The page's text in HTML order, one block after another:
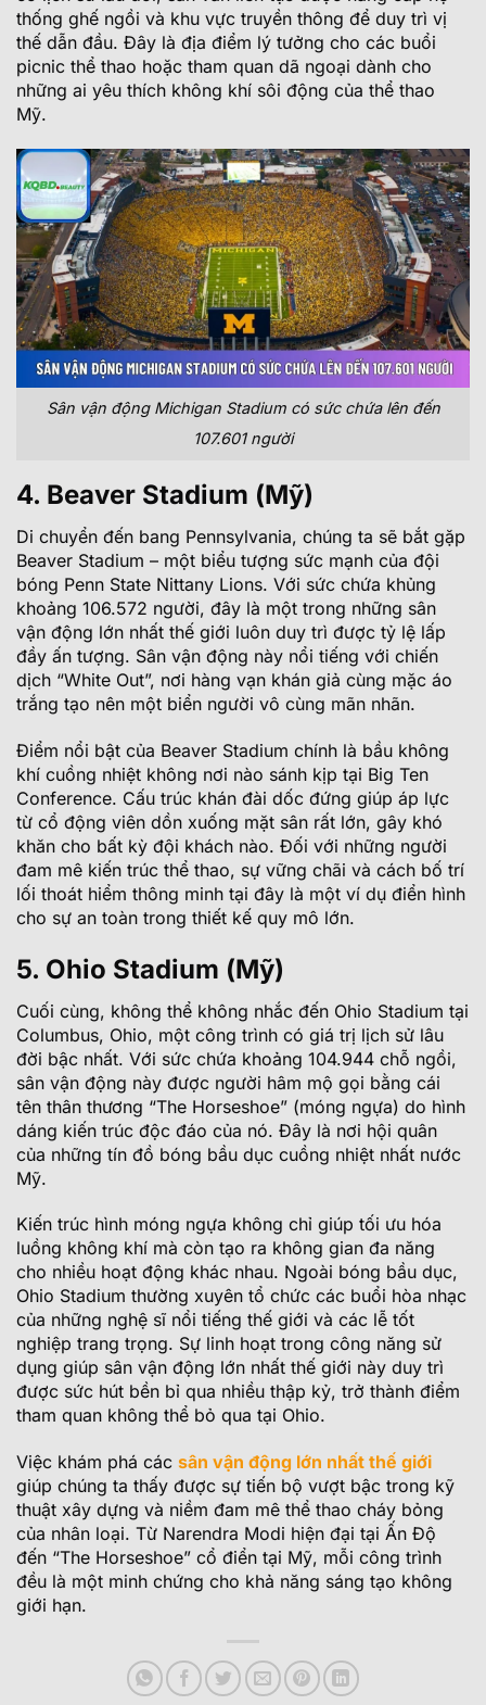
thống ghế ngồi và khu vực truyền thông để duy trì vị
thế dẫn đầu. Đây là địa điểm lý tưởng cho các buổi
picnic thể thao hoặc tham quan dã ngoại dành cho
những ai yêu thích không khí sôi động của thể thao
Mỹ.
Sân vận động Michigan Stadium có sức chứa lên đến
107.601 người
4. Beaver Stadium (Mỹ)
Di chuyển đến bang Pennsylvania, chúng ta sẽ bắt gặp
Beaver Stadium – một biểu tượng sức mạnh của đội
bóng Penn State Nittany Lions. Với sức chứa khủng
khoảng 106.572 người, đây là một trong những sân
vận động lớn nhất thế giới luôn duy trì được tỷ lệ lấp
đầy ấn tượng. Sân vận động này nổi tiếng với chiến
dịch “White Out”, nơi hàng vạn khán giả cùng mặc áo
trắng tạo nên một biển người vô cùng mãn nhãn.
Điểm nổi bật của Beaver Stadium chính là bầu không
khí cuồng nhiệt không nơi nào sánh kịp tại Big Ten
Conference. Cấu trúc khán đài dốc đứng giúp áp lực
từ cổ động viên dồn xuống mặt sân rất lớn, gây khó
khăn cho bất kỳ đội khách nào. Đối với những người
đam mê kiến trúc thể thao, sự vững chãi và cách bố trí
lối thoát hiểm thông minh tại đây là một ví dụ điển hình
cho sự an toàn trong thiết kế quy mô lớn.
5. Ohio Stadium (Mỹ)
Cuối cùng, không thể không nhắc đến Ohio Stadium tại
Columbus, Ohio, một công trình có giá trị lịch sử lâu
đời bậc nhất. Với sức chứa khoảng 104.944 chỗ ngồi,
sân vận động này được người hâm mộ gọi bằng cái
tên thân thương “The Horseshoe” (móng ngựa) do hình
dáng kiến trúc độc đáo của nó. Đây là nơi hội quân
của những tín đồ bóng bầu dục cuồng nhiệt nhất nước
Mỹ.
Kiến trúc hình móng ngựa không chỉ giúp tối ưu hóa
luồng không khí mà còn tạo ra không gian đa năng
cho nhiều hoạt động khác nhau. Ngoài bóng bầu dục,
Ohio Stadium thường xuyên tổ chức các buổi hòa nhạc
của những nghệ sĩ nổi tiếng thế giới và các lễ tốt
nghiệp trang trọng. Sự linh hoạt trong công năng sử
dụng giúp sân vận động lớn nhất thế giới này duy trì
được sức hút bền bỉ qua nhiều thập kỷ, trở thành điểm
tham quan không thể bỏ qua tại Ohio.
Việc khám phá các sân vận động lớn nhất thế giới
giúp chúng ta thấy được sự tiến bộ vượt bậc trong kỹ
thuật xây dựng và niềm đam mê thể thao cháy bỏng
của nhân loại. Từ Narendra Modi hiện đại tại Ấn Độ
đến “The Horseshoe” cổ điển tại Mỹ, mỗi công trình
đều là một minh chứng cho khả năng sáng tạo không
giới hạn.